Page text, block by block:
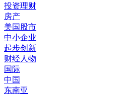
投资理财
房产
美国股市
中小企业
起步创新
财经人物
国际
中国
东南亚